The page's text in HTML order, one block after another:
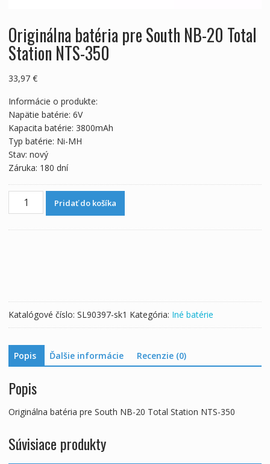
Originálna batéria pre South NB-20 Total
Station NTS-350
33,97 €
Informácie o produkte:
Napätie batérie: 6V
Kapacita batérie: 3800mAh
Typ batérie: Ni-MH
Stav: nový
Záruka: 180 dní
množstvo
Originálna
Station
NTS-
350
Pridať do košíka
Katalógové číslo: SL90397-sk1 Kategória: Iné batérie
Popis Ďalšie informácie Recenzie (0)
Popis
Originálna batéria pre South NB-20 Total Station NTS-350
Súvisiace produkty